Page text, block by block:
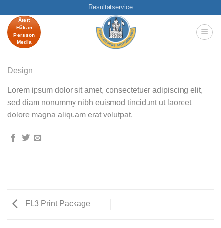
content
Resultatservice
Åter:
Håkan
Persson
Media
Design
Lorem ipsum dolor sit amet, consectetuer adipiscing elit,
sed diam nonummy nibh euismod tincidunt ut laoreet
dolore magna aliquam erat volutpat.
FL3 Print Package